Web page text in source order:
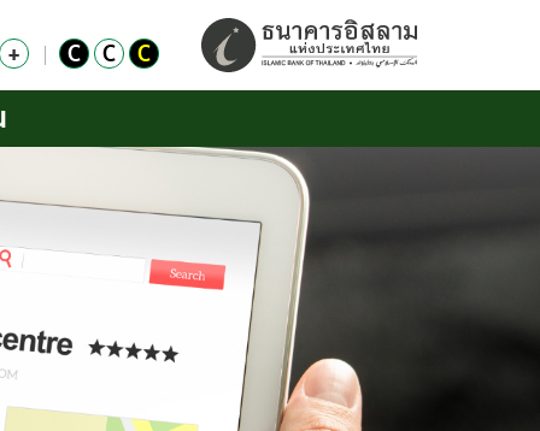
+ C C C